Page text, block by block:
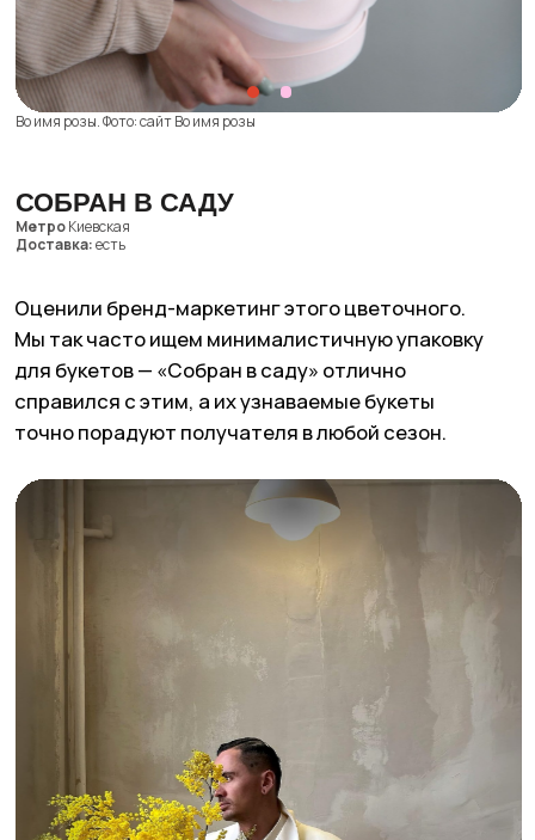
Городской букет. Фото: сайт Городской букет, Яндекс Карты
цветочные находятся в центре. Специально для
вас — уютный магазин на Автозаводской, где
можно и букет собрать, и целое мероприятие
оформить.
NT FLOWERS
Доставка:есть